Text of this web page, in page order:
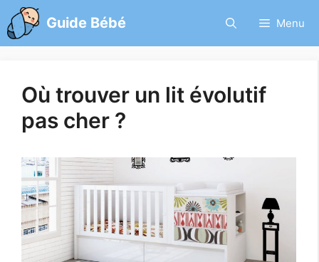
Aller
au
contenu
Guide Bébé Menu
Où trouver un lit évolutif
pas cher ?